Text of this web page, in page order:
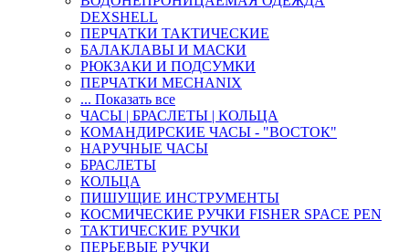
DEXSHELL
ПЕРЧАТКИ ТАКТИЧЕСКИЕ
БАЛАКЛАВЫ И МАСКИ
РЮКЗАКИ И ПОДСУМКИ
ПЕРЧАТКИ MECHANIX
... Показать все
ЧАСЫ | БРАСЛЕТЫ | КОЛЬЦА
КОМАНДИРСКИЕ ЧАСЫ - "ВОСТОК"
НАРУЧНЫЕ ЧАСЫ
БРАСЛЕТЫ
КОЛЬЦА
ПИШУЩИЕ ИНСТРУМЕНТЫ
КОСМИЧЕСКИЕ РУЧКИ FISHER SPACE PEN
ТАКТИЧЕСКИЕ РУЧКИ
ПЕРЬЕВЫЕ РУЧКИ